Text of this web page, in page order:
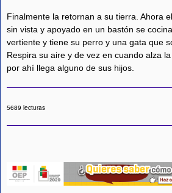
Finalmente la retornan a su tierra. Ahora
sin vista y apoyado en un bastón se
vertiente y tiene su perro y una gata que
Respira su aire y de vez en cuando alza
por ahí llega alguno de sus hijos.
5689 lecturas